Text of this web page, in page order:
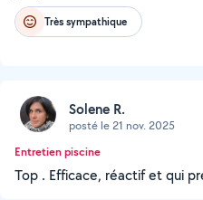
Très sympathique
Solene R.
posté le 21 nov. 2025
Entretien piscine
Top . Efficace, réactif et qui